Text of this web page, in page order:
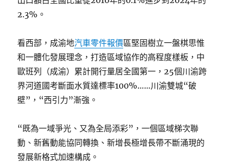
2.3%。
看西部，成渝地汽車零件報價區堅固樹立一盤棋思惟
和一體化發展理念，打造區域協作的高程度樣板，中
歐班列（成渝）累計開行量居全國第一，25個川渝跨
界河道國考斷面水質達標率100%……川渝雙城“破
壁”，“西引力”漸強。
“既為一域爭光、又為全局添彩”，一個區域梯次聯
動、新舊動能協同轉換、新增長極增長帶不斷涌現的
發展新格式加速構成。